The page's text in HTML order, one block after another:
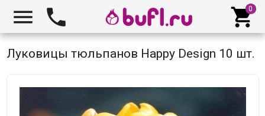
  
Луковицы тюльпанов Happy Design 10 шт.